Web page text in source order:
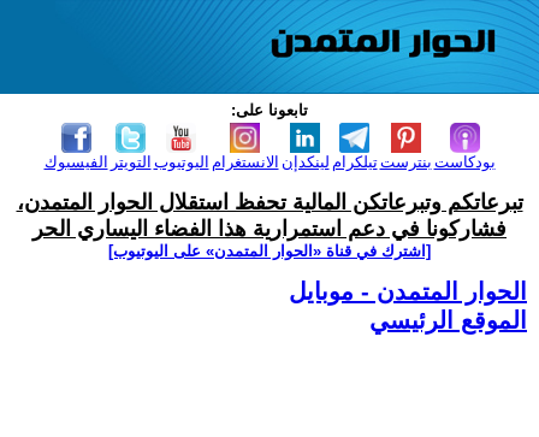
تابعونا على:
الفيسبوك التويتر اليوتيوب الانستغرام لينكدإن تيلكرامبنترست بودكاست
تبرعاتكم وتبرعاتكن المالية تحفظ استقلال الحوار المتمدن،
فشاركونا في دعم استمرارية هذا الفضاء اليساري الحر
[اشترك في قناة ‫«الحوار المتمدن» على اليوتيوب]
الحوار المتمدن - موبايل
الموقع الرئيسي